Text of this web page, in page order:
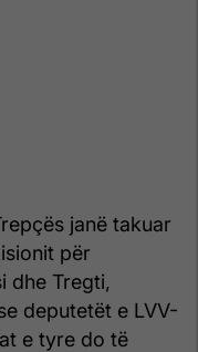
janë takuar
për
dhe Tregti,
deputetët e LVV-
e tyre do të